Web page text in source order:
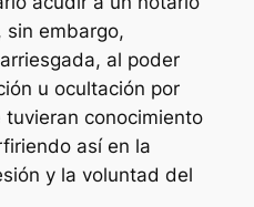
sin embargo,
al poder
u ocultación por
conocimiento
así en la
y la voluntad del